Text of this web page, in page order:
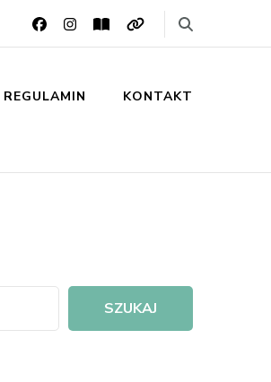
REGULAMIN KONTAKT
SZUKAJ